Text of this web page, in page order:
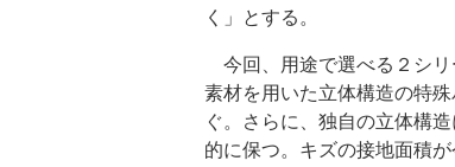
く」とする。
今回、用途で選べる２シリ
素材を用いた立体構造の特
ぐ。さらに、独自の立体構
的に保つ。キズの接地面積